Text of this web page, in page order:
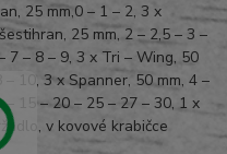
25 mm,0 – 1 – 2, 3 x
25 mm, 2 – 2,5 – 3 –
7 – 8 – 9, 3 x Tri – Wing, 50
10, 3 x Spanner, 50 mm, 4 –
15 – 20 – 25 – 27 – 30, 1 x
v kovové krabičce